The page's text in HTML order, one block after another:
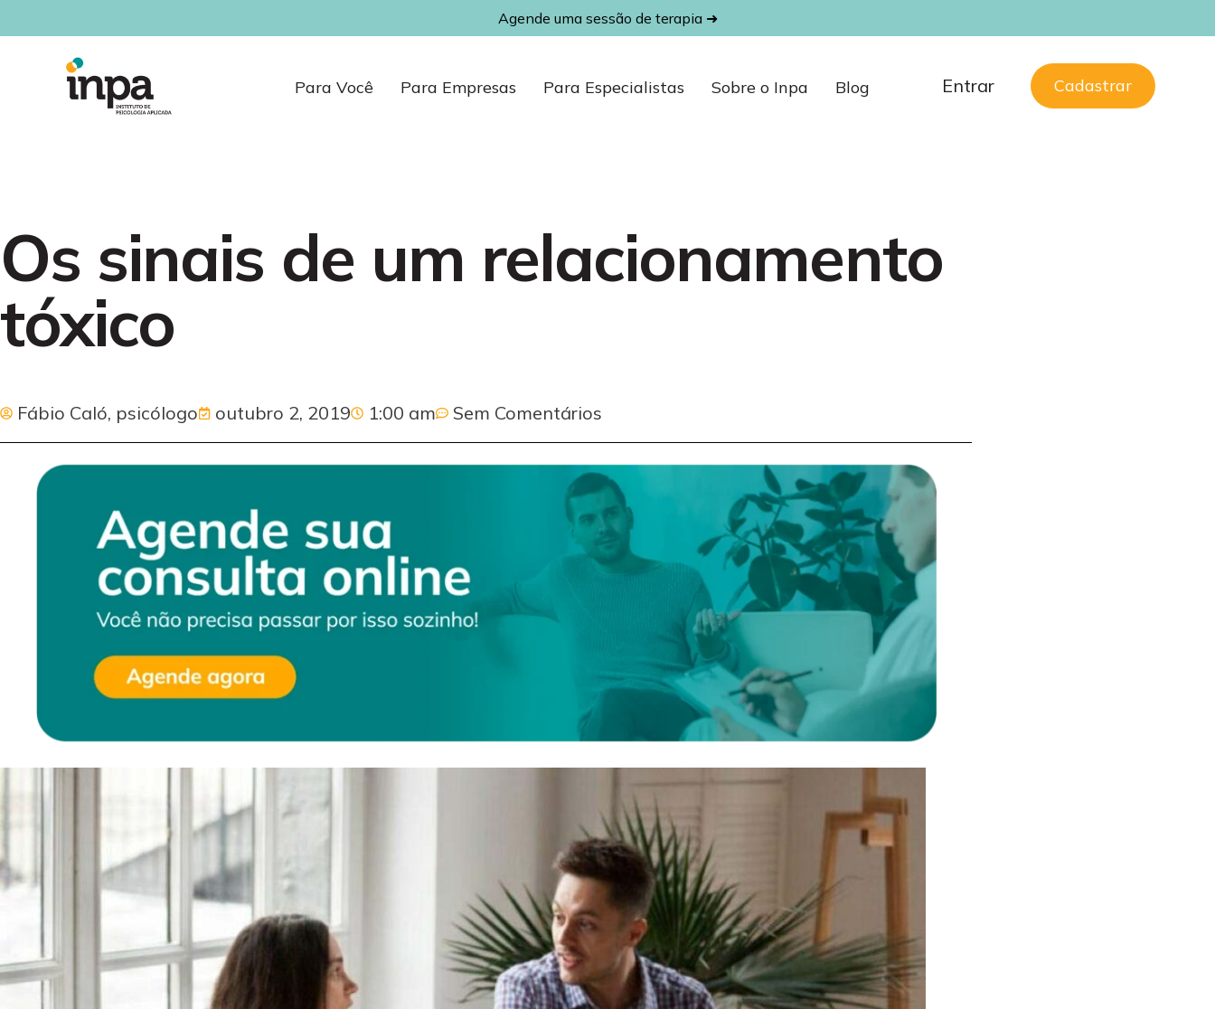
Agende uma sessão de terapia ➜
Para Você Para Empresas Para Especialistas Sobre o Inpa Blog Entrar Cadastrar
Os sinais de um relacionamento
tóxico
Fábio Caló, psicólogo outubro 2, 2019 1:00 am Sem Comentários